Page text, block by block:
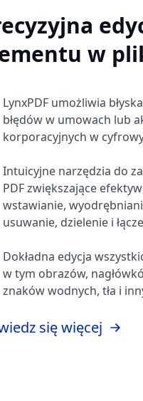
w
LynxPDF umożliwia
błędów w umowach lub
korporacyjnych w
Intuicyjne narzędzia do
PDF zwiększające
wstawianie,
usuwanie, dzielenie i
Dokładna edycja
w tym obrazów,
znaków wodnych, tła i
się więcej